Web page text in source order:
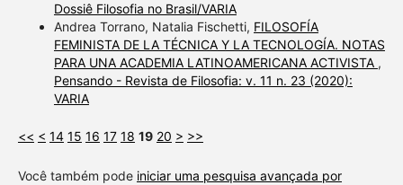
Dossiê Filosofia no Brasil/VARIA
Andrea Torrano, Natalia Fischetti, FILOSOFÍA
FEMINISTA DE LA TÉCNICA Y LA TECNOLOGÍA. NOTAS
PARA UNA ACADEMIA LATINOAMERICANA ACTIVISTA ,
Pensando - Revista de Filosofia: v. 11 n. 23 (2020):
VARIA
<< < 14 15 16 17 18 19 20 > >>
Você também pode iniciar uma pesquisa avançada por